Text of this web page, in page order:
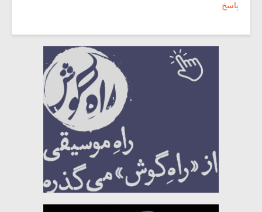
پاسخ